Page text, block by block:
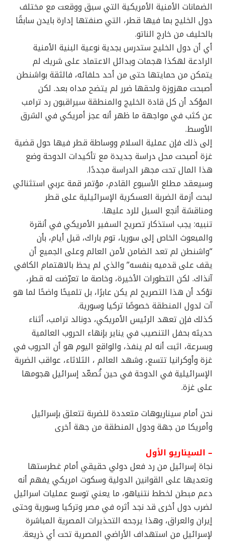
الضمانات الأمنية الأمريكية التي سبق ووقعت مع مختلف
دول الخليج بما فيها قطر، التي صنفتها إدارة بايدن سابقًا
بالحليف من خارج الناتو.
أي أن دول الخليج ستدرس بجدية نوعية البنية الأمنية
الرادعة لهكذا هجمات وبدائل الاعتماد على شريك لم
يتمكن من حمايتها حتى من أحد حلفائه، فالثقة بواشنطن
أصبحت مهزوزة ولحقها ضرر لم يتضح مداه بعد. لكن
المؤكد أن كل قادة الخليج والمنطقة سيراقبون رد ترامب
عن كثب في مواجهة ما ظهر أنه عجز أمريكي في الشرق
الأوسط.
إلى ذلك فإن عملية السلام ووساطة قطر فيها حول قضية
غزة أصبحت محل دراسة جديدة مع تأكيدات الدوحة وضع
هذا المال تحت مجهر الدراسة مجددًا.
وسيعقد مطلع الأسبوع القادم، مؤتمر قمة عربي استثنائي
لبحث أزمة الضربة العسكرية الإسرائيلية على قطر
ومناقشة أنجع السبل للرد عليها.
تنبيه: يجب استذكار تصريح السفير الأمريكي في أنقرة
والمبعوث الخاص إلى سوريا، توم باراك، قبل أيام، بأن
“واشنطن لم تعد الضامن لأمن العالم وعلى الجميع أن
يقف على قدميه بنفسه” والذي لم يحظ بالاهتمام الكافي
آنذاك. لكن التطورات الأخيرة، وخاصة ما تعرّضت له قطر،
تؤكد أن هذا التصريح لم يكن عابرًا، بل تلميحًا واضحًا لما هو
آت لدول المنطقة خصوصًا تركيا وسورية.
كذلك فإن تعهد الرئيس الأمريكي، دونالد ترامب، أثناء
حديثه بحفل التنصيب في يناير بإنهاء الحروب العالمية
وبسرعة، اثبت أنه لم ينفذ، والواقع اليوم هو أن الحروب في
غزة وأوكرانيا تتسع، وشهد العالم ، الثلاثاء، عواقب الضربة
الإسرائيلية في الدوحة في حين تُصعّد إسرائيل هجومها
على غزة.
نحن أمام سيناريوهات متعددة للضربة تتعلق بإسرائيل
وأمريكا من جهة ودول المنطقة من جهة أخرى
– السيناريو الأول
نجاة إسرائيل من رد فعل دولي حقيقي أمام غطرستها
وتعديها على القوانين الدولية وسكوت امريكي يفهم أنه
دعم مبطن لخطط نتنياهو، ما يعني توسع عمليات اسرائيل
لضرب دول أخرى قد نجد أثره في مصر وتركيا وسورية وحتى
إيران والعراق، وهذا يرجحه التحذيرات المصرية المباشرة
لإسرائيل من استهداف الأراضي المصرية تحت أي ذريعة.